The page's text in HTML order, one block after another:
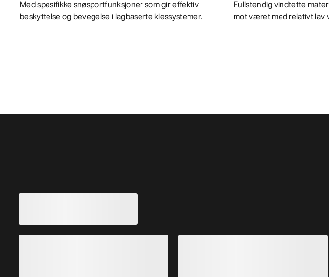
Med spesifikke snøsportfunksjoner som gir effektiv
beskyttelse og bevegelse i lagbaserte klessystemer.
Fullstendig vindtette
mot været med relativt lav